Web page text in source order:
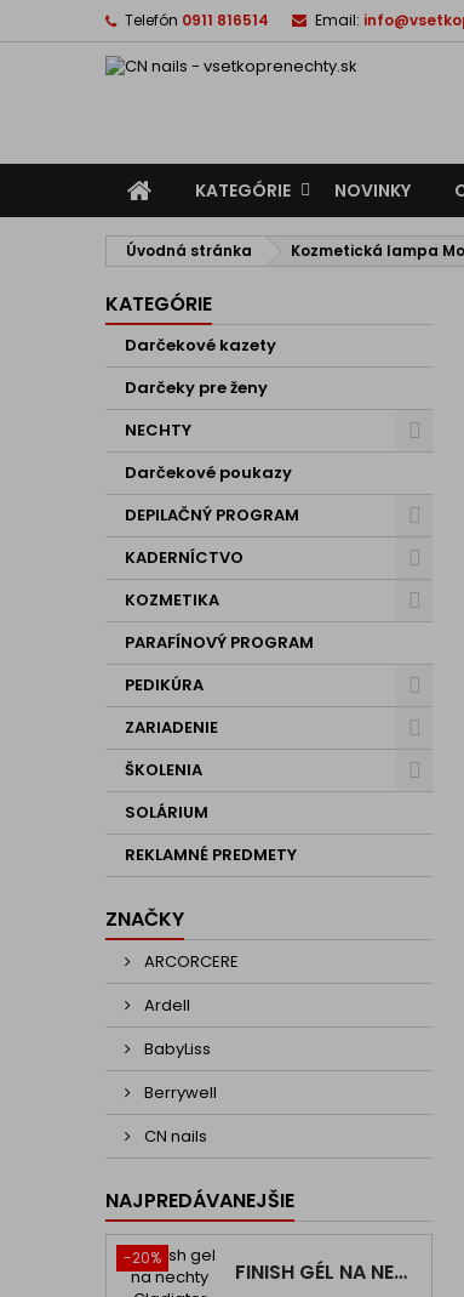
Telefón 0911 816514 Email:
KATEGÓRIE NOVINKY
Úvodná stránka DomovKozmetická lampa
KATEGÓRIE
Darčekové kazety
Darčeky pre ženy
NECHTY
Darčekové poukazy
DEPILAČNÝ PROGRAM
KADERNÍCTVO
KOZMETIKA
PARAFÍNOVÝ PROGRAM
PEDIKÚRA
ZARIADENIE
ŠKOLENIA
SOLÁRIUM
REKLAMNÉ PREDMETY
ZNAČKY
ARCORCERE
Ardell
BabyLiss
Berrywell
CN nails
NAJPREDÁVANEJŠIE
-20%
FINISH GÉL NA NECHTY GLADIÁTOR PRO TOP